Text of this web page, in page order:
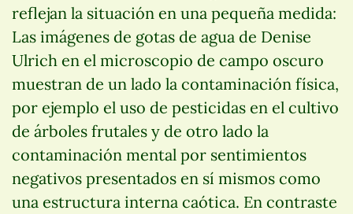
reflejan la situación en una pequeña medida:
Las imágenes de gotas de agua de Denise
Ulrich en el microscopio de campo oscuro
muestran de un lado la contaminación física,
por ejemplo el uso de pesticidas en el cultivo
de árboles frutales y de otro lado la
contaminación mental por sentimientos
negativos presentados en sí mismos como
una estructura interna caótica. En contraste